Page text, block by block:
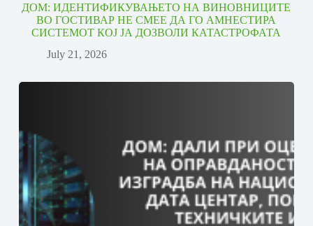
ДОМ: ИДЕНТИФИКУВАЊЕТО НА ВИНОВНИЦИТЕ
ВО ГОСТИВАР НЕ СМЕЕ ДА ГО АМНЕСТИРА
СИСТЕМОТ КОЈ ЈА ДОЗВОЛИ КАТАСТРОФАТА
July 21, 2026